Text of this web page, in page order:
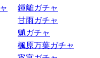
鍾離ガチャ
甘雨ガチャ
魈ガチャ
楓原万葉ガチャ